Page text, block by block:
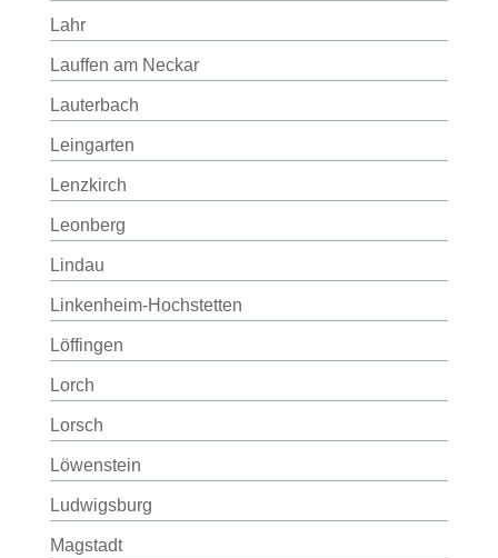
Lahr
Lauffen am Neckar
Lauterbach
Leingarten
Lenzkirch
Leonberg
Lindau
Linkenheim-Hochstetten
Löffingen
Lorch
Lorsch
Löwenstein
Ludwigsburg
Magstadt